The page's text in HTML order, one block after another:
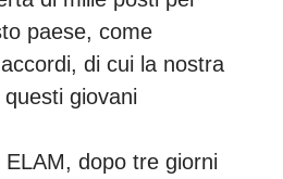
paese, come
di cui la nostra
giovani
dopo tre giorni